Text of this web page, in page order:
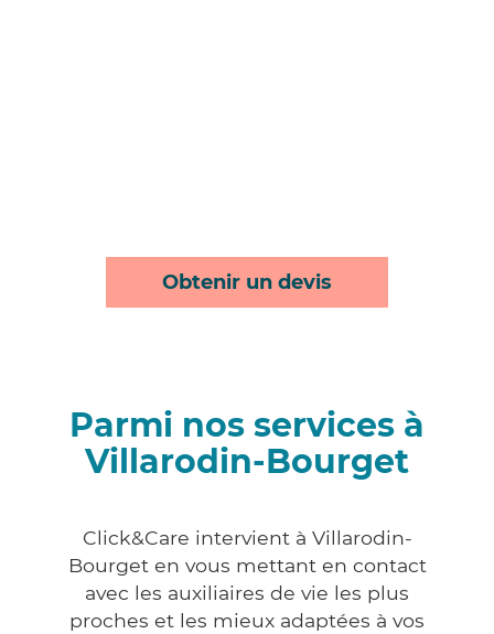
Obtenir un devis
Parmi nos services à
Villarodin-Bourget
Click&Care intervient à Villarodin-
Bourget en vous mettant en contact
avec les auxiliaires de vie les plus
proches et les mieux adaptées à vos